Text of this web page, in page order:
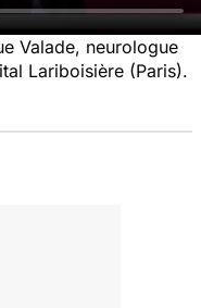
Valade, neurologue
Lariboisière (Paris).